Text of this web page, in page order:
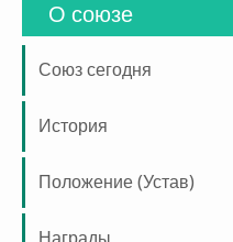
О союзе
Союз сегодня
История
Положение (Устав)